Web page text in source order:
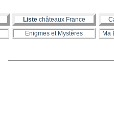
Liste châteaux France
Enigmes et Mystères Ma